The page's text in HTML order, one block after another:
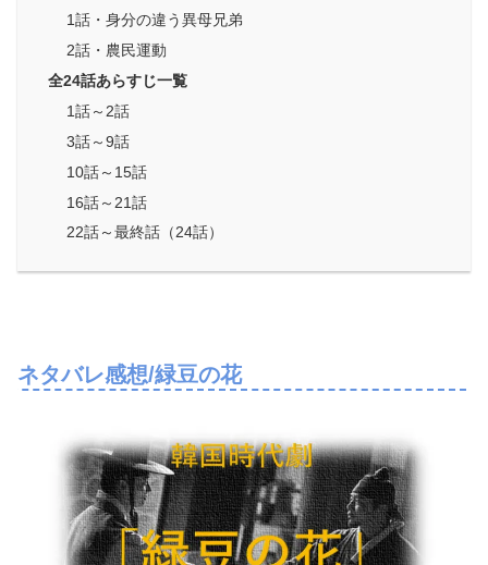
1話・身分の違う異母兄弟
2話・農民運動
全24話あらすじ一覧
1話～2話
3話～9話
10話～15話
16話～21話
22話～最終話（24話）
ネタバレ感想/緑豆の花